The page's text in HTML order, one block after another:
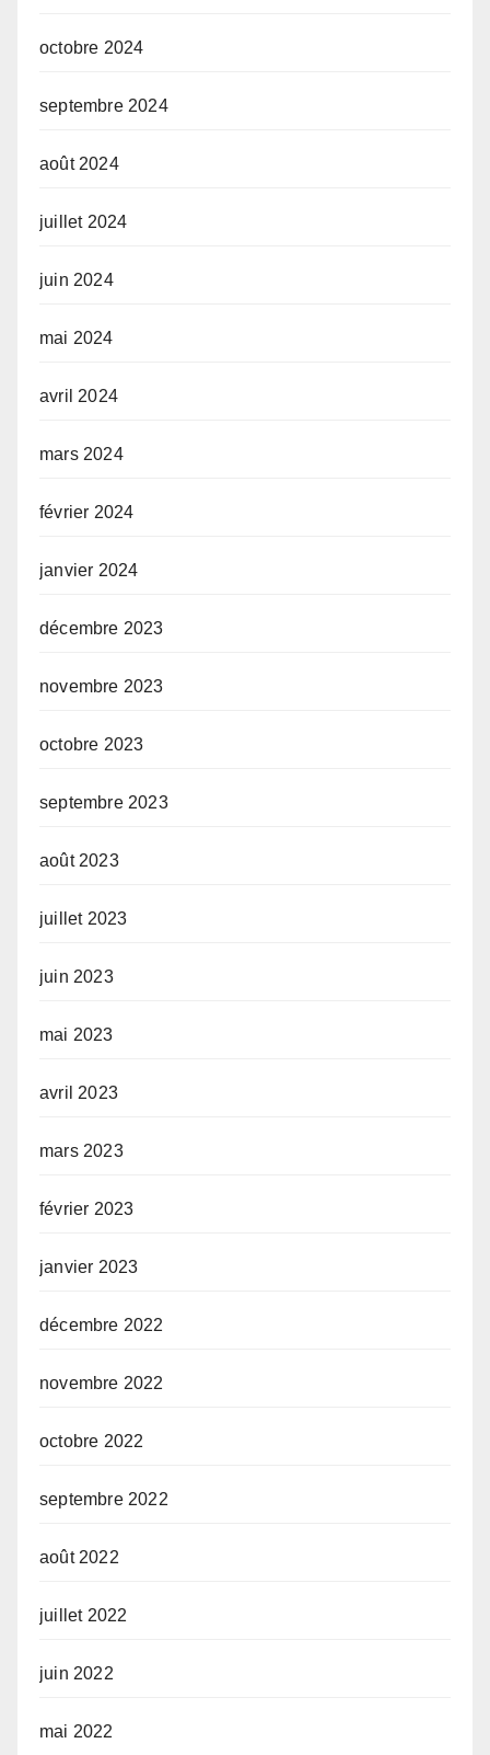
octobre 2024
septembre 2024
août 2024
juillet 2024
juin 2024
mai 2024
avril 2024
mars 2024
février 2024
janvier 2024
décembre 2023
novembre 2023
octobre 2023
septembre 2023
août 2023
juillet 2023
juin 2023
mai 2023
avril 2023
mars 2023
février 2023
janvier 2023
décembre 2022
novembre 2022
octobre 2022
septembre 2022
août 2022
juillet 2022
juin 2022
mai 2022